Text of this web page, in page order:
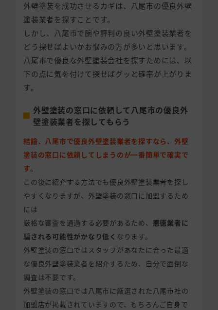
外壁塗装を成功させるカギは、八尾市の優良外壁
塗装業者を探すことです。
しかし、八尾市で腕や評判の良い外壁塗装業者を
どう探せばよいかお悩みの方が多いと思います。
八尾市で優良な外壁塗装会社を探すためには、以
下の点に気を付けて探せばグッと確率が上がりま
す。
外壁塗装の窓口に依頼して八尾市の優良外
壁塗装業者を探してもらう
結論、八尾市で優良外壁塗装業者を探すなら、外壁
塗装の窓口に依頼してしまうのが一番簡単で確実で
す。
この後に紹介する方法でも優良外壁塗装業者を探し
やすくなりますが、外壁塗装の窓口に加盟するため
には
厳格な審査を通過する必要があるため、 悪徳業者に
騙される可能性がかなり低く なります。
外壁塗装の窓口ではスタッフがあなたに合った最適
な優良外壁塗装業者を紹介するため、自分で面倒な
調査は不要です。
外壁塗装の窓口では八尾市に厳選された八尾市社の
加盟店が掲載されていますので、もちろんご自身で